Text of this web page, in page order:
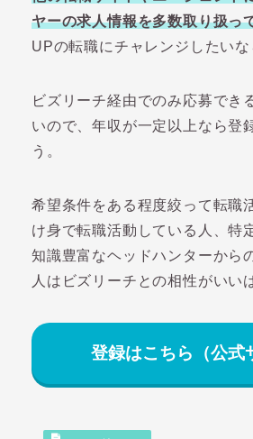
ヤーの求人情報を多数取り扱っ
UPの転職にチャレンジしたいな
ビズリーチ経由でのみ応募でき
いので、年収が一定以上なら登
う。
希望条件をある程度絞って転職
け身で転職活動している人、特
知識豊富なヘッドハンターから
人はビズリーチとの相性がいい
登録はこちら（公式